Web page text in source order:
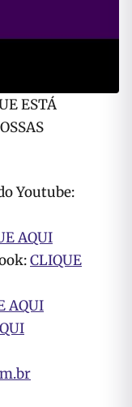
ESTÁ
Youtube:
AQUI
CLIQUE
AQUI